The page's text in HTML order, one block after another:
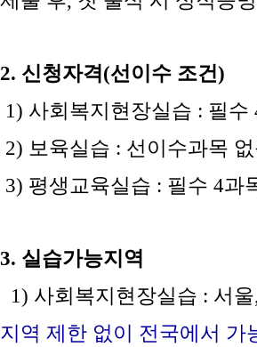
2. 신청자격(선이수 조건)
1) 사회복지현장실습 : 필
2) 보육실습 : 선이수과목
3) 평생교육실습 : 필수 4과
3. 실습가능지역
1) 사회복지현장실습 : 서
지역 제한 없이 전국에서 가